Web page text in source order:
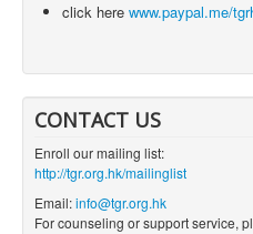
click here www.paypal.me/
CONTACT US
Enroll our mailing list:
http://tgr.org.hk/mailinglist
Email:info@tgr.org.hk
For counseling or support service,